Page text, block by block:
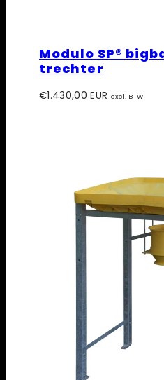
Modulo SP®
trechter
Prijs
€1.430,00 EUR excl. BTW